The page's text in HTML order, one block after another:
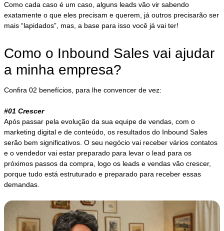
Como cada caso é um caso, alguns leads vão vir sabendo
exatamente o que eles precisam e querem, já outros precisarão ser
mais “lapidados”, mas, a base para isso você já vai ter!
Como o Inbound Sales vai ajudar
a minha empresa?
Confira 02 benefícios, para lhe convencer de vez:
#01 Crescer
Após passar pela evolução da sua equipe de vendas, com o
marketing digital e de conteúdo, os resultados do Inbound Sales
serão bem significativos. O seu negócio vai receber vários contatos
e o vendedor vai estar preparado para levar o lead para os
próximos passos da compra, logo os leads e vendas vão crescer,
porque tudo está estruturado e preparado para receber essas
demandas.